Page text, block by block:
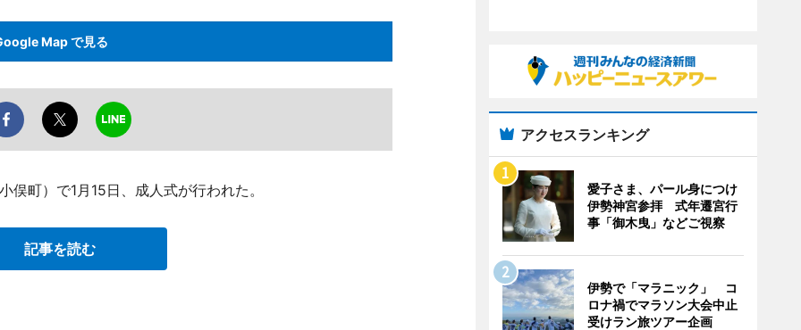
Map で見る
町）で1月15日、成人式が行われた。
記事を読む
アクセスランキング
愛子さま、パール身につけ
伊勢神宮参拝 式年遷宮行
事「御木曳」などご視察
伊勢で「マラニック」 コ
ロナ禍でマラソン大会中止
受けラン旅ツアー企画